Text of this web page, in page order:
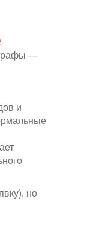
—
и
но